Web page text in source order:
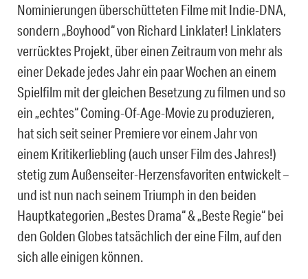
Nominierungen überschütteten Filme mit Indie-DNA,
sondern „Boyhood“ von Richard Linklater! Linklaters
verrücktes Projekt, über einen Zeitraum von mehr als
einer Dekade jedes Jahr ein paar Wochen an einem
Spielfilm mit der gleichen Besetzung zu filmen und so
ein „echtes“ Coming-Of-Age-Movie zu produzieren,
hat sich seit seiner Premiere vor einem Jahr von
einem Kritikerliebling (auch unser Film des Jahres!)
stetig zum Außenseiter-Herzensfavoriten entwickelt –
und ist nun nach seinem Triumph in den beiden
Hauptkategorien „Bestes Drama“ & „Beste Regie“ bei
den Golden Globes tatsächlich der eine Film, auf den
sich alle einigen können.